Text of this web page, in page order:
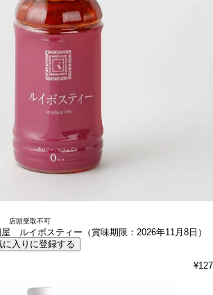
店頭受取不可
屋 ルイボスティー（賞味期限：2026年11月8日）
に入りに登録する
¥127